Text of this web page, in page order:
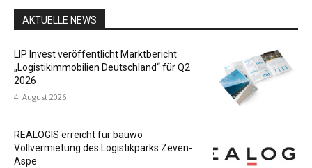
AKTUELLE NEWS
LIP Invest veröffentlicht Marktbericht
„Logistikimmobilien Deutschland“ für Q2
2026
4. August 2026
REALOGIS erreicht für bauwo
Vollvermietung des Logistikparks Zeven-
Aspe